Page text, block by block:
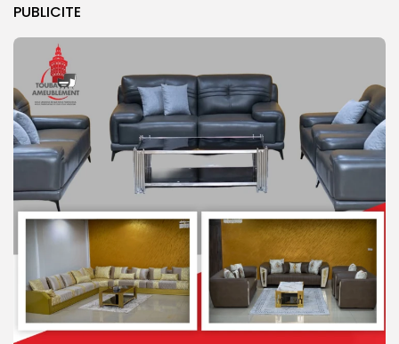
PUBLICITE